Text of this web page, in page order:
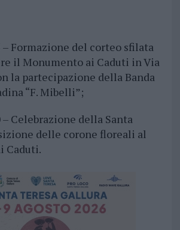
Formazione del corteo sfilata
il Monumento ai Caduti in Via
la partecipazione della Banda
“F. Mibelli”;
Celebrazione della Santa
delle corone floreali al
Caduti.